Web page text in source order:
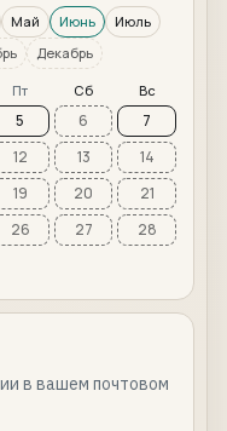
Май Июнь
Июль
Декабрь
Пт Сб Вс
5 6
7
12 13
14
19 20
21
26 27
28
в вашем почтовом